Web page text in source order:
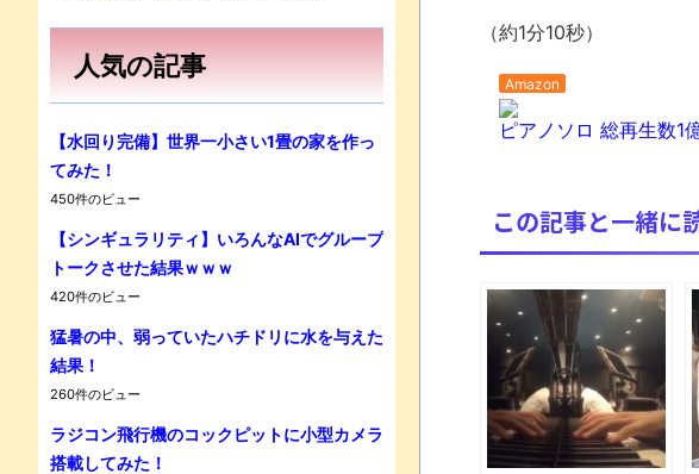
「ム、ムリです
ナチスドイツは何
ブログお引越しの
全方位青い芝包囲
見ていると！悲し
Powered by livedoor 相
（約1分10秒）
Amazon
ピアノソロ 総再生数1
この記事と一緒に
人気の記事
【水回り完備】世界一小さい1畳の家を作っ
てみた！
450件のビュー
【シンギュラリティ】いろんなAIでグループ
トークさせた結果ｗｗｗ
420件のビュー
猛暑の中、弱っていたハチドリに水を与えた
結果！
260件のビュー
ラジコン飛行機のコックピットに小型カメラ
搭載してみた！